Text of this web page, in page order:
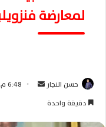
لمعارضة
حسن النجار 6:48 م10 أكتوبر، 2025
دقيقة واحدة